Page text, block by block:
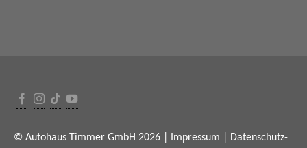
© Autohaus Timmer GmbH 2026 | Impressum
Datenschutz-